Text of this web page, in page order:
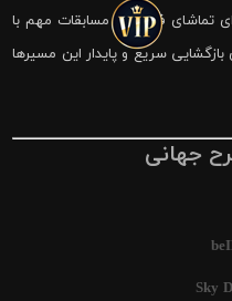
تماشای فوتبال و مسابقات مهم با
سریع و پایدار این مسیرها
جهانی
Sky